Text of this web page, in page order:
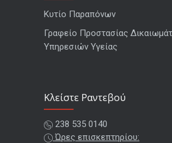
Κυτίο Παραπόνων
Γραφείο Προστασίας
Υπηρεσιών Υγείας
Kλείστε Ραντεβού
238 535 0140
Ώρες επισκεπτηρίου: